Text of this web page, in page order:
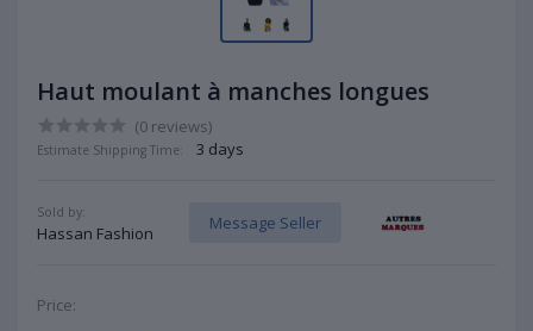
Haut moulant à manches longues
(0 reviews)
Estimate Shipping Time: 3 days
Sold by:
Hassan Fashion
Message Seller
Price: